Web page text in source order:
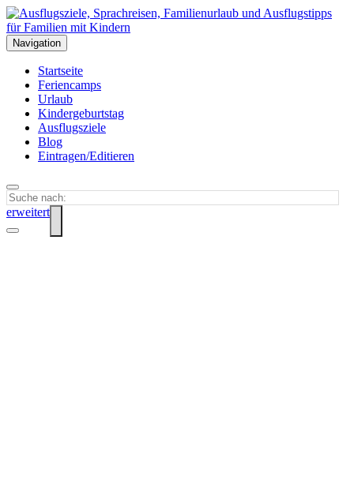
Navigation
Startseite
Feriencamps
Urlaub
Kindergeburtstag
Ausflugsziele
Blog
Eintragen/Editieren
erweitert